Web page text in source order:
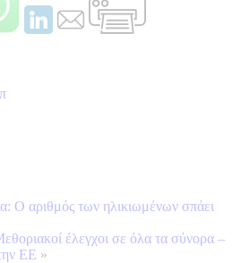
Ο αριθμός των ηλικιωμένων σπάει
έλεγχοι σε όλα τα σύνορα –
ΕΕ »